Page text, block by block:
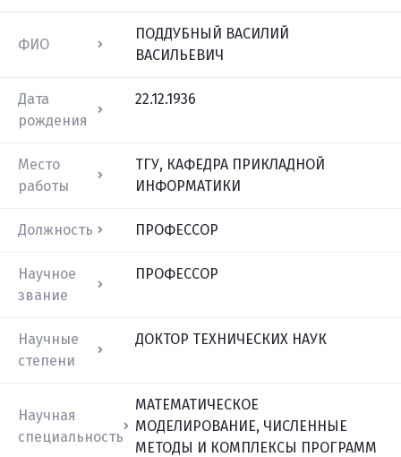
ФИО
ПОДДУБНЫЙ ВАСИЛИЙ
ВАСИЛЬЕВИЧ
Дата
рождения
22.12.1936
Место
работы
ТГУ, КАФЕДРА ПРИКЛАДНОЙ
ИНФОРМАТИКИ
Должность ПРОФЕССОР
Научное
звание
ПРОФЕССОР
Научные
степени
ДОКТОР ТЕХНИЧЕСКИХ НАУК
Научная
специальность
МАТЕМАТИЧЕСКОЕ
МОДЕЛИРОВАНИЕ, ЧИСЛЕННЫЕ
МЕТОДЫ И КОМПЛЕКСЫ ПРОГРАММ